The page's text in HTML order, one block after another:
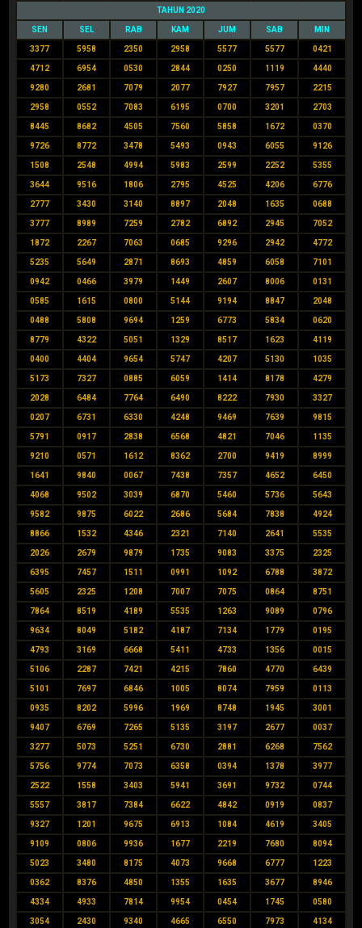
TAHUN 2020
SEN SEL RAB KAM JUM SAB MIN
3377 5958 2350 2958 5577 5577 0421
4712 6954 0530 2844 0250 1119 4440
9280 2681 7079 2077 7927 7957 2215
2958 0552 7083 6195 0700 3201 2703
8445 8682 4505 7560 5858 1672 0370
9726 8772 3478 5493 0943 6055 9126
1508 2548 4994 5983 2599 2252 5355
3644 9516 1806 2795 4525 4206 6776
2777 3430 3140 8897 2048 1635 0688
3777 8989 7259 2782 6892 2945 7052
1872 2267 7063 0685 9296 2942 4772
5235 5649 2871 8693 4859 6058 7101
0942 0466 3979 1449 2607 8006 0131
0585 1615 0800 5144 9194 8847 2048
0488 5808 9694 1259 6773 5834 0620
8779 4322 5051 1329 8517 1623 4119
0400 4404 9654 5747 4207 5130 1035
5173 7327 0885 6059 1414 8178 4279
2028 6484 7764 6490 8222 7930 3327
0207 6731 6330 4248 9469 7639 9815
5791 0917 2838 6568 4821 7046 1135
9210 0571 1612 8362 2700 9419 8999
1641 9840 0067 7438 7357 4652 6450
4068 9502 3039 6870 5460 5736 5643
9582 9875 6022 2686 5684 7838 4924
8866 1532 4346 2321 7140 2641 5535
2026 2679 9879 1735 9083 3375 2325
6395 7457 1511 0991 1092 6788 3872
5605 2325 1208 7007 7075 0864 8751
7864 8519 4189 5535 1263 9089 0796
9634 8049 5182 4187 7134 1779 0195
4793 3169 6668 5411 4733 1356 0015
5106 2287 7421 4215 7860 4770 6439
5101 7697 6846 1005 8074 7959 0113
0935 8202 5996 1969 8748 1945 3001
9407 6769 7265 5135 3197 2677 0037
3277 5073 5251 6730 2881 6268 7562
5756 9774 7073 6358 0394 1378 3977
2522 1558 3403 5941 3691 9732 0744
5557 3817 7384 6622 4842 0919 0837
9327 1201 9675 6913 1084 4619 3405
9109 0806 9936 1677 2219 7680 8094
5023 3480 8175 4073 9668 6777 1223
0362 8376 4850 1355 1635 3677 8946
4334 4933 7814 9954 0454 1745 0580
3054 2430 9340 4665 6550 7973 4134